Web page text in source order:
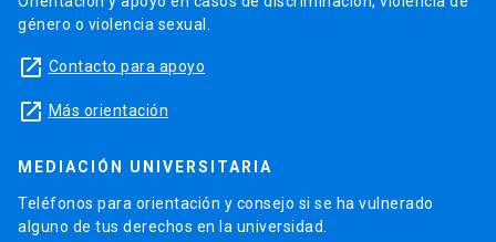
género o violencia sexual.
launch Contacto para apoyo
launch Más orientación
MEDIACIÓN UNIVERSITARIA
Teléfonos para orientación y consejo si se ha vulnerado
alguno de tus derechos en la universidad.